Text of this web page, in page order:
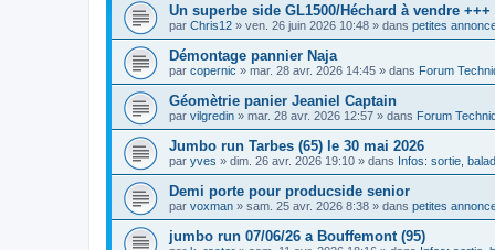
Un superbe side GL1500/Héchard à vendre +++
par Chris12 » ven. 26 juin 2026 10:48 » dans petites
Démontage pannier Naja
par copernic » mar. 28 avr. 2026 14:45 » dans Forum
Géomètrie panier Jeaniel Captain
par vilgredin » mar. 28 avr. 2026 12:57 » dans Forum
Jumbo run Tarbes (65) le 30 mai 2026
par yves » dim. 26 avr. 2026 19:10 » dans Infos: sortie,
Demi porte pour producside senior
par voxman » sam. 25 avr. 2026 8:38 » dans petites
jumbo run 07/06/26 a Bouffemont (95)